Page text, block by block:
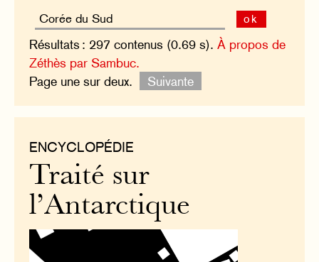
ok
Résultats : 297 contenus (0.69 s).À propos de
Zéthès par Sambuc.
Page une sur deux.
Suivante
ENCYCLOPÉDIE
Traité sur
l’Antarctique